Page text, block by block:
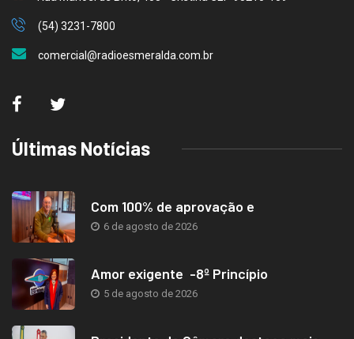
(54) 3231-7800
comercial@radioesmeralda.com.br
Últimas Notícias
Com 100% de aprovação e
6 de agosto de 2026
Amor exigente -8º Princípio
5 de agosto de 2026